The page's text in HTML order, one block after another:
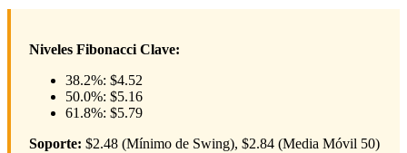
Niveles Fibonacci Clave:
38.2%: $4.52
50.0%: $5.16
61.8%: $5.79
Soporte: $2.48 (Mínimo de Swing), $2.84 (Media Móvil 50)